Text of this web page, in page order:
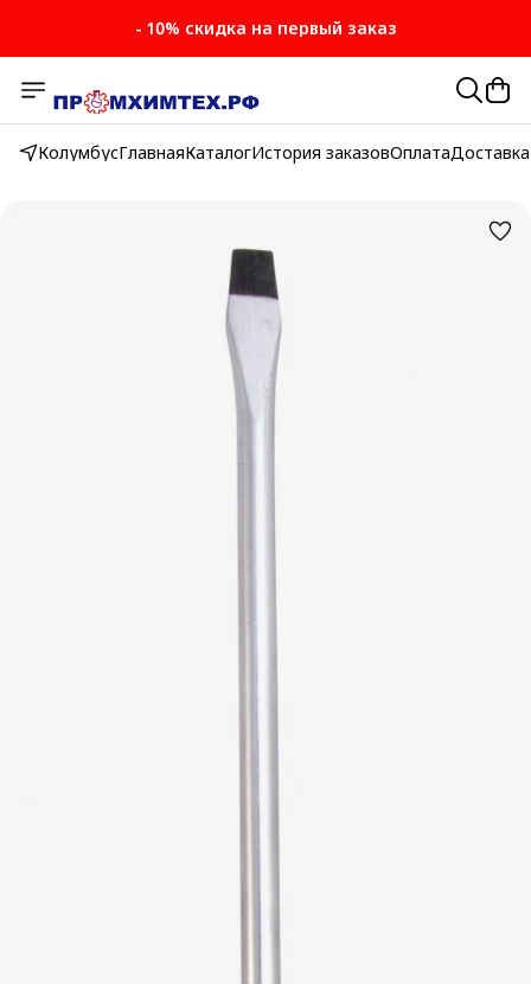
- 10% скидка на первый заказ
КолумбусГлавнаяКаталогИстория заказовОплатаДоставка